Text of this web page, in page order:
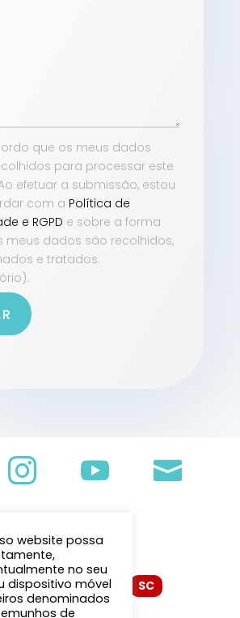
que os meus dados
para processar este
efetuar a submissão, estou
com a Política de
e RGPD e sobre a forma
meus dados são recolhidos,
e tratados.
  
by: ForDesign SC
website possa
no seu
dispositivo móvel
denominados
de